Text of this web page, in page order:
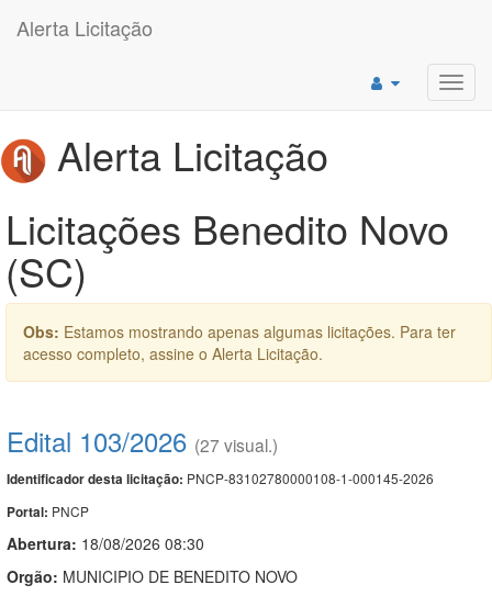
Alerta Licitação
Alerta Licitação
Licitações Benedito Novo
(SC)
Obs: Estamos mostrando apenas algumas licitações. Para ter
acesso completo, assine o Alerta Licitação.
Edital 103/2026 (27 visual.)
Identificador desta licitação: PNCP-83102780000108-1-000145-2026
Portal: PNCP
Abertura: 18/08/2026 08:30
Orgão: MUNICIPIO DE BENEDITO NOVO